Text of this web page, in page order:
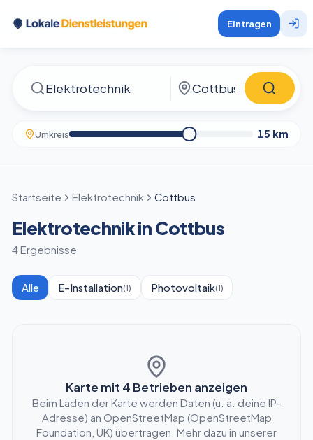
Eintragen
Umkreis 15 km
Startseite Elektrotechnik Cottbus
Elektrotechnik in Cottbus
4 Ergebnisse
Alle E-Installation(1) Photovoltaik(1)
Karte mit 4 Betrieben anzeigen
Beim Laden der Karte werden Daten (u. a. deine IP-
Adresse) an OpenStreetMap (OpenStreetMap
Foundation, UK) übertragen. Mehr dazu in unserer